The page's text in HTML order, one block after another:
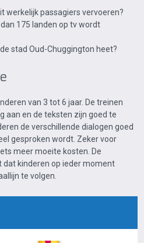
werkelijk passagiers vervoeren?
175 landen op tv wordt
stad Oud-Chuggington heet?
van 3 tot 6 jaar. De treinen
aan en de teksten zijn goed te
de verschillende dialogen goed
gesproken wordt. Zeker voor
meer moeite kosten. De
dat kinderen op ieder moment
te volgen.